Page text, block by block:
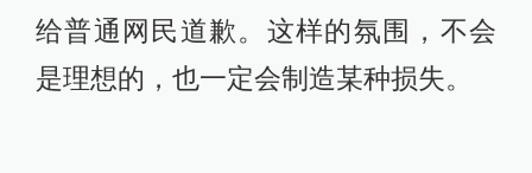
给普通网民道歉。这样的氛围，不会
是理想的，也一定会制造某种损失。